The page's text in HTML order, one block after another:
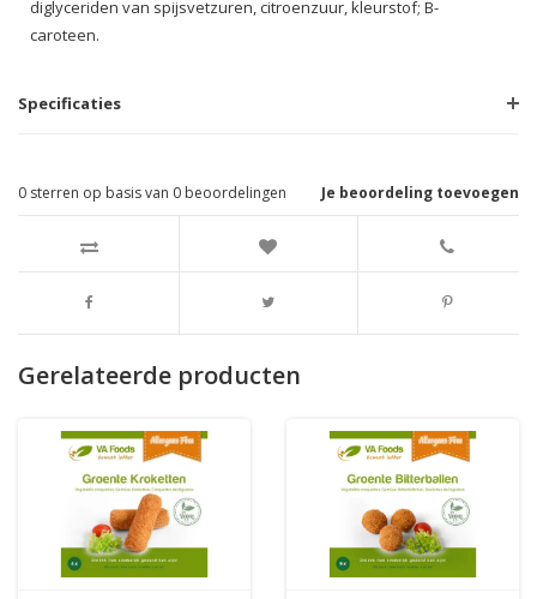
diglyceriden van spijsvetzuren, citroenzuur, kleurstof; B-
caroteen.
Specificaties
Je beoordeling toevoegen
0 sterren op basis van 0 beoordelingen
Gerelateerde producten